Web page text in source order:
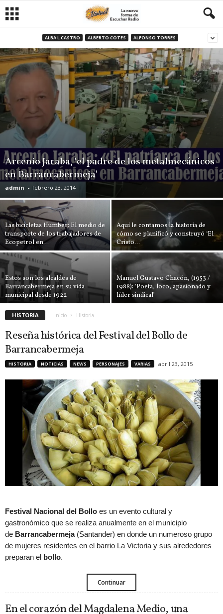
ALBA L CASTRO ALBERTO COTES ALFONSO TORRES
Arcenio Jaraba, ‘el padre de los metalmecánicos
en Barrancabermeja’
admin - febrero 23, 2014
Las bicicletas Humber: El medio de
transporte de los trabajadores de
Ecopetrol en...
Aquí le contamos la historia de
cómo se planificó y construyó ‘El
Cristo...
Estos son los alcaldes de
Barrancabermeja en su vida
municipal desde 1922
Manuel Gustavo Chacón, (1953 /
1988): ‘Poeta, loco, apasionado y
líder sindical’
HISTORIA Inicio Historia
Reseña histórica del Festival del Bollo de
Barrancabermeja
HISTORIA NOTICIAS NEWS PERSONAJES VARIAS abril 23, 2015
Festival Nacional del Bollo es un evento cultural y
gastronómico que se realiza anualmente en el municipio
de Barrancabermeja(Santander) en donde un numeroso grupo
de mujeres residentes en el barrio La Victoria y sus alrededores
preparan el bollo.
Continuar
En el corazón del Magdalena Medio, una